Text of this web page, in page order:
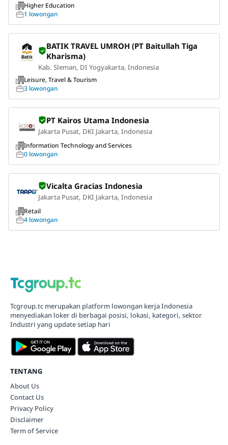
Higher Education
1 lowongan
BATIK TRAVEL UMROH (PT Baitullah Tiga
Kharisma)
Kab. Sleman, DI Yogyakarta, Indonesia
Leisure, Travel & Tourism
3 lowongan
PT Kairos Utama Indonesia
Jakarta Pusat, DKI Jakarta, Indonesia
Information Technology and Services
0 lowongan
Vicalta Gracias Indonesia
Jakarta Pusat, DKI Jakarta, Indonesia
Retail
4 lowongan
Tcgroup.tc merupakan platform lowongan kerja Indonesia
menyediakan loker di berbagai posisi, lokasi, kategori, sektor
Industri yang update setiap hari
TENTANG
About Us
Contact Us
Privacy Policy
Disclaimer
Term of Service